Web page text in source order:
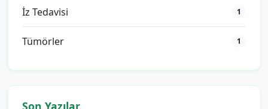
İz Tedavisi 1
Tümörler 1
Son Yazılar